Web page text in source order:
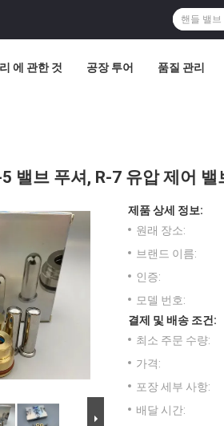
에 관한 것 공장 투어 품질 관리
밸브 푸셔, R-7 유압 제어 밸
제품 상세 정보:
원래 장소:
브랜드 이름:
인증:
모델 번호:
결제 및 배송 조건:
최소 주문 수량:
가격:
포장 세부 사항:
배달 시간: